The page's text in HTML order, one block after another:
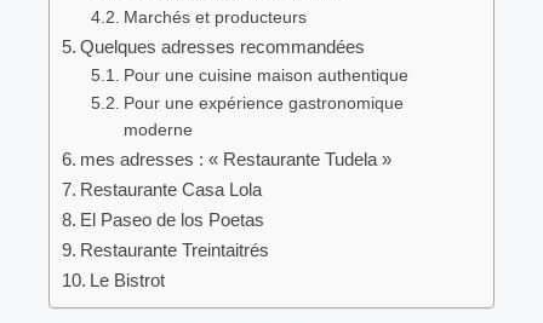
Marchés et producteurs
Quelques adresses recommandées
Pour une cuisine maison authentique
Pour une expérience gastronomique
moderne
mes adresses : « Restaurante Tudela »
Restaurante Casa Lola
El Paseo de los Poetas
Restaurante Treintaitrés
Le Bistrot